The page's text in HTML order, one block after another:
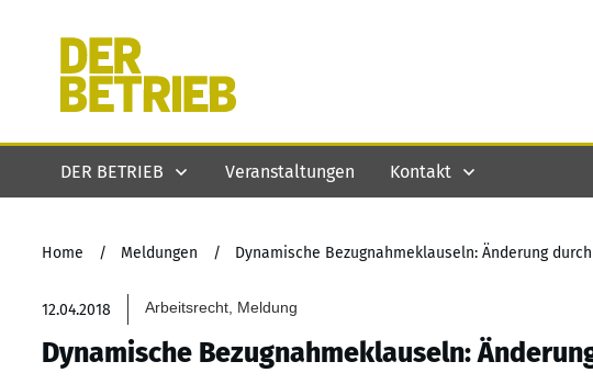
DER BETRIEB Veranstaltungen Kontakt
Home / Meldungen / Dynamische Bezugnahmeklauseln: Änderung
12.04.2018 Arbeitsrecht, Meldung
Dynamische Bezugnahmeklauseln: